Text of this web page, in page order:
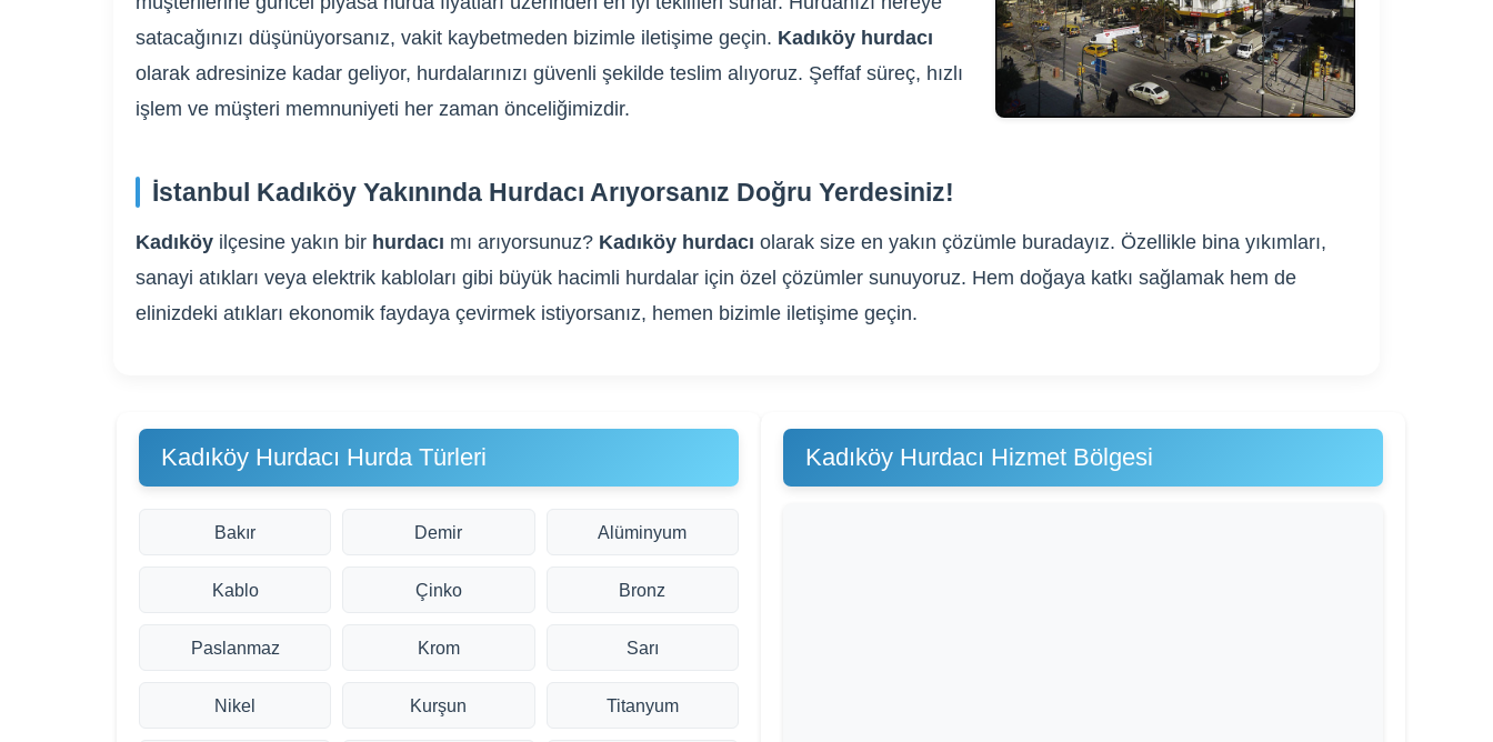
satacağınızı düşünüyorsanız, vakit kaybetmeden bizimle iletişime geçin. Kadıköy hurdacı
olarak adresinize kadar geliyor, hurdalarınızı güvenli şekilde teslim alıyoruz. Şeffaf süreç, hızlı
işlem ve müşteri memnuniyeti her zaman önceliğimizdir.
İstanbul Kadıköy Yakınında Hurdacı Arıyorsanız Doğru Yerdesiniz!
Kadıköy ilçesine yakın bir hurdacı mı arıyorsunuz? Kadıköy hurdacı olarak size en yakın çözümle buradayız. Özellikle bina yıkımları,
sanayi atıkları veya elektrik kabloları gibi büyük hacimli hurdalar için özel çözümler sunuyoruz. Hem doğaya katkı sağlamak hem de
elinizdeki atıkları ekonomik faydaya çevirmek istiyorsanız, hemen bizimle iletişime geçin.
Kadıköy Hurdacı Hurda Türleri
Bakır Demir Alüminyum
Kablo Çinko Bronz
Paslanmaz Krom Sarı
Nikel Kurşun Titanyum
Kadıköy Hurdacı Hizmet Bölgesi